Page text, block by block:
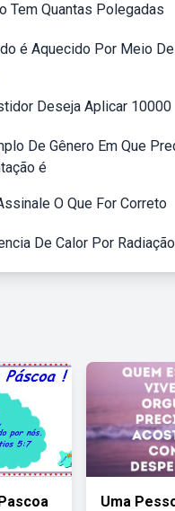
Tem Quantas Polegadas
é Aquecido Por Meio
Deseja Aplicar 10000
De Gênero Em Que
é
O Que For Correto
De Calor Por Radiação
Uma